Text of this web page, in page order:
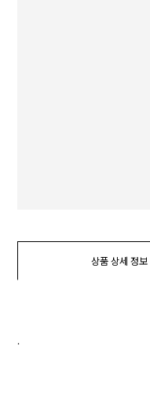
상품 상세 정보
.